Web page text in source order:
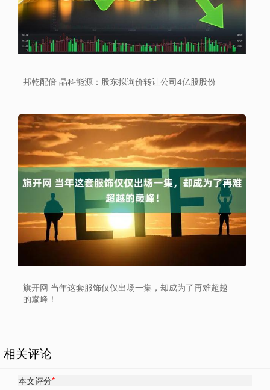
邦乾配倍 晶科能源：股东拟询价转让公司4亿股股份
旗开网 当年这套服饰仅仅出场一集，却成为了再难超越
的巅峰！
相关评论
本文评分*